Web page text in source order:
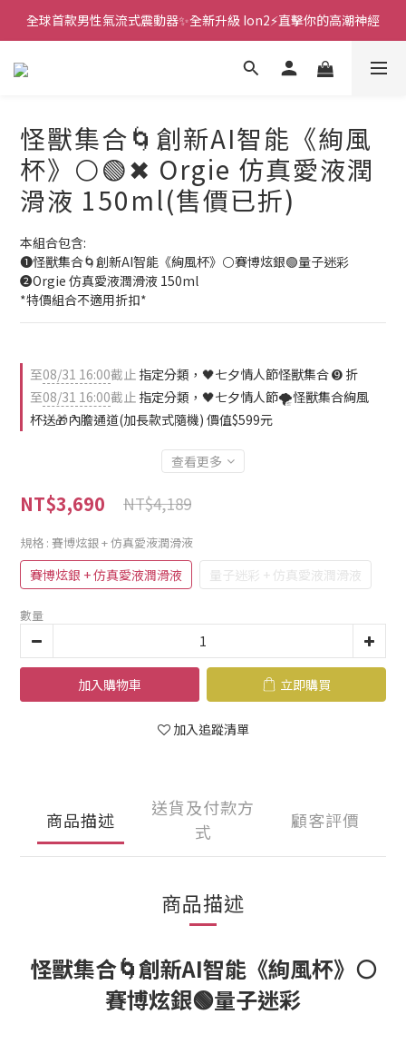
新款智能炮機👍小奶狗🩷小飛象💜
全球首款男性氣流式震動器✨全新升級 Ion2⚡直擊你的高潮神經
🎇全球首創三大創新專利👊全自動飛機杯S2 Pro玩遍所有姿勢
怪獸集合🌀創新AI智能《絢風
杯》⚪🟢✖ Orgie 仿真愛液潤
滑液 150ml(售價已折)
本組合包含:
➊怪獸集合🌀創新AI智能《絢風杯》⚪賽博炫銀🟢量子迷彩
➋Orgie 仿真愛液潤滑液 150ml
*特價組合不適用折扣*
至08/31 16:00截止 指定分類，🖤七夕情人節怪獸集合 ➒ 折
至08/31 16:00截止 指定分類，🖤七夕情人節🌪️怪獸集合絢風
杯送🎁內膽通道(加長款式隨機) 價值$599元
查看更多
NT$3,690 NT$4,189
規格 : 賽博炫銀 + 仿真愛液潤滑液
賽博炫銀 + 仿真愛液潤滑液 量子迷彩 + 仿真愛液潤滑液
數量
加入購物車 立即購買
加入追蹤清單
商品描述
送貨及付款方
式
顧客評價
商品描述
怪獸集合🌀創新AI智能《絢風杯》⚪
賽博炫銀🟢量子迷彩